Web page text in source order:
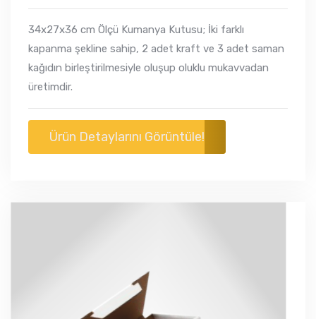
34x27x36 cm Ölçü Kumanya Kutusu; İki farklı
kapanma şekline sahip, 2 adet kraft ve 3 adet saman
kağıdın birleştirilmesiyle oluşup oluklu mukavvadan
üretimdir.
Ürün Detaylarını Görüntüle!